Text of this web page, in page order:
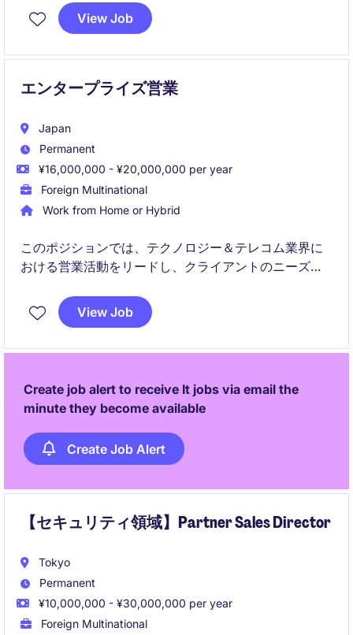
成長を推進していただきます。
View Job
エンタープライズ営業
Japan
Permanent
¥16,000,000 - ¥20,000,000 per year
Foreign Multinational
Work from Home or Hybrid
このポジションでは、テクノロジー＆テレコム業界に
おける営業活動をリードし、クライアントのニーズに
いただきます。顧客との関係構築を通じて、売上目標
の達成と市場シェアの拡大を目指します。
View Job
Create job alert to receive It jobs via email the
minute they become available
Create Job Alert
【セキュリティ領域】Partner Sales Director
Tokyo
Permanent
¥10,000,000 - ¥30,000,000 per year
Foreign Multinational